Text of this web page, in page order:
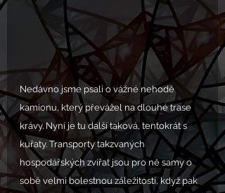
Nedávno jsme psali o vážné nehodě
kamionu, který převážel na dlouhé trase
krávy. Nyní je tu další taková, tentokrát s
kuřaty. Transporty takzvaných
hospodářských zvířat jsou pro ně samy o
sobě velmi bolestnou záležitostí, když pak